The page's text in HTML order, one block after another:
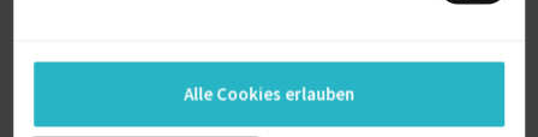
Alle Cookies erlauben
0
Referenzen